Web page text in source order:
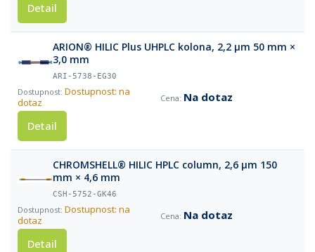
Detail
ARION® HILIC Plus UHPLC kolona, 2,2 µm 50 mm ×
3,0 mm
ARI-5738-EG30
Dostupnost: na
dotaz
Na dotaz
Detail
CHROMSHELL® HILIC HPLC column, 2,6 µm 150
mm × 4,6 mm
CSH-5752-GK46
Dostupnost: na
dotaz
Na dotaz
Detail